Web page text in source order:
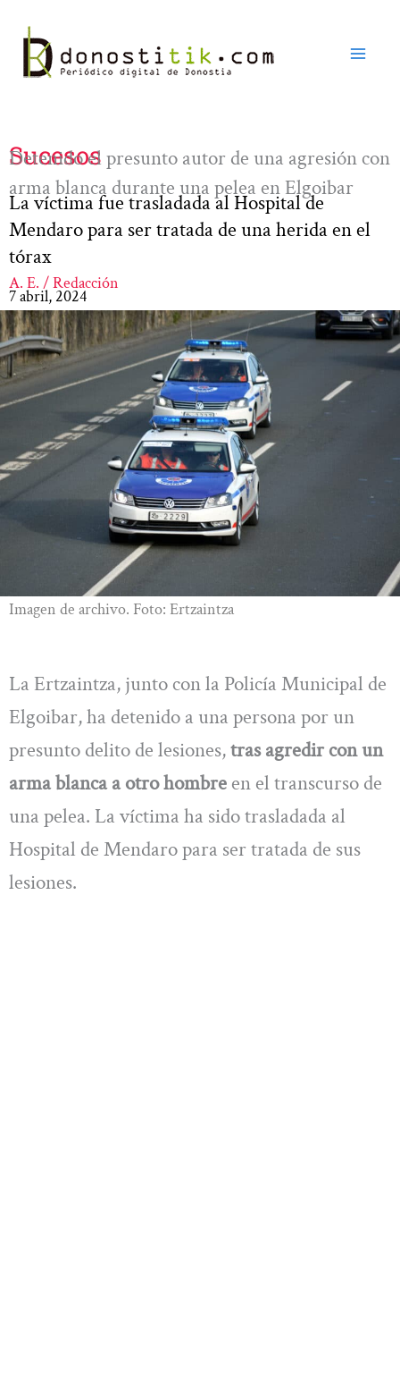
contenido
Sucesos
Detenido el presunto autor de una agresión con
arma blanca durante una pelea en Elgoibar
La víctima fue trasladada al Hospital de
Mendaro para ser tratada de una herida en el
tórax
A. E. / Redacción
7 abril, 2024
Imagen de archivo. Foto: Ertzaintza
La Ertzaintza, junto con la Policía Municipal de
Elgoibar, ha detenido a una persona por un
presunto delito de lesiones,tras agredir con un
arma blanca a otro hombre en el transcurso de
una pelea. La víctima ha sido trasladada al
Hospital de Mendaro para ser tratada de sus
lesiones.